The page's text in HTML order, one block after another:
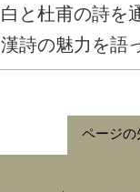
白と杜甫の詩を
漢詩の魅力を語
ページの